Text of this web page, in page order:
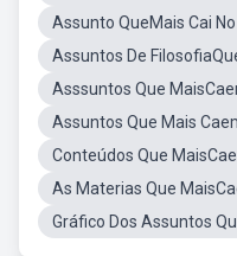
Assunto QueMais Cai
Assuntos De
Asssuntos Que
Assuntos Que Mais
Conteúdos Que
As Materias Que
Gráfico Dos Assuntos